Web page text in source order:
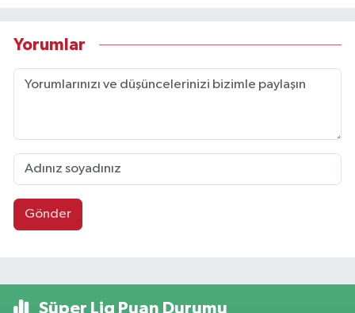
Yorumlar
Gönder
Süper Lig Puan Durumu